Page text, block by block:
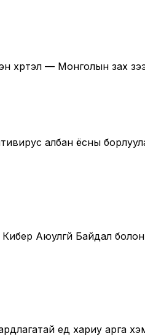
хүртэл — Монголын зах
албан ёсны
Аюулгүй Байдал
үед хариу арга